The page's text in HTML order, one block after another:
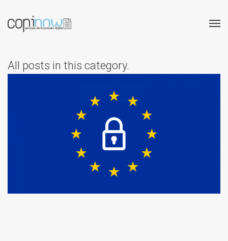
All posts in this category.
REGULAMENTO GERAL DE
PROTECÇÃO DE DADOS –
RGPD